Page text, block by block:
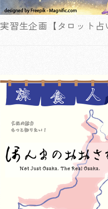
実習生企画【タロット占